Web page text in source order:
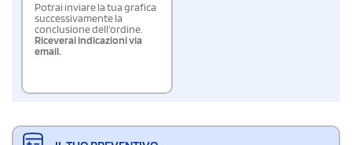
Potrai inviare la tua grafica
successivamente la
conclusione dell'ordine.
Riceverai indicazioni via
email.